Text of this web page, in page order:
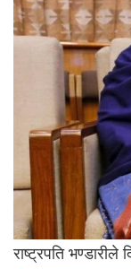
राष्ट्रपति भण्डारीले